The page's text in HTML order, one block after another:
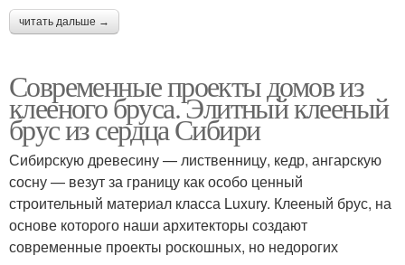
читать дальше →
Современные проекты домов из
клееного бруса. Элитный клееный
брус из сердца Сибири
Сибирскую древесину — лиственницу, кедр, ангарскую
сосну — везут за границу как особо ценный
строительный материал класса Luxury. Клееный брус, на
основе которого наши архитекторы создают
современные проекты роскошных, но недорогих